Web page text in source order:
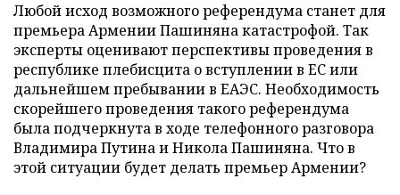
Любой исход возможного референдума станет для
премьера Армении Пашиняна катастрофой. Так
эксперты оценивают перспективы проведения в
республике плебисцита о вступлении в ЕС или
дальнейшем пребывании в ЕАЭС. Необходимость
скорейшего проведения такого референдума
была подчеркнута в ходе телефонного разговора
Владимира Путина и Никола Пашиняна. Что в
этой ситуации будет делать премьер Армении?